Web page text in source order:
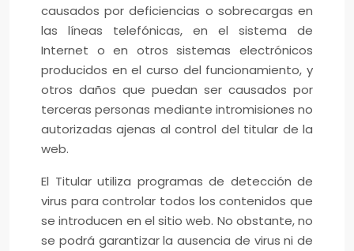
causados por deficiencias o sobrecargas en
las líneas telefónicas, en el sistema de
Internet o en otros sistemas electrónicos
producidos en el curso del funcionamiento, y
otros daños que puedan ser causados por
terceras personas mediante intromisiones no
autorizadas ajenas al control del titular de la
web.
El Titular utiliza programas de detección de
virus para controlar todos los contenidos que
se introducen en el sitio web. No obstante, no
se podrá garantizar la ausencia de virus ni de